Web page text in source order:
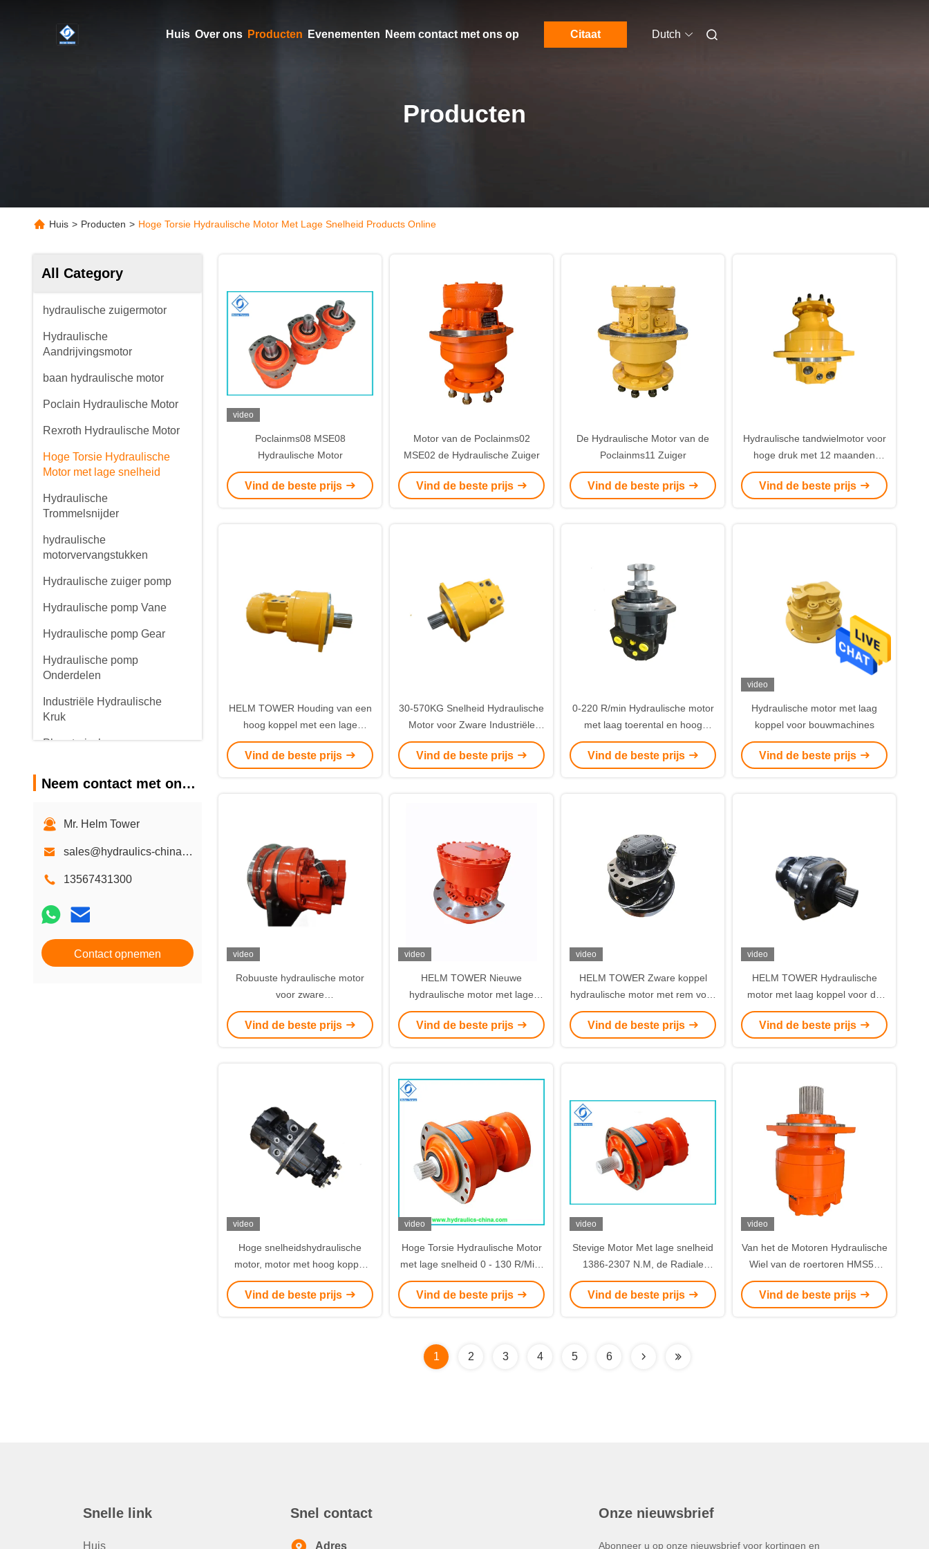
Huis Over ons Producten Evenementen Neem contact met ons op Citaat Dutch
Producten
Huis > Producten > Hoge Torsie Hydraulische Motor Met Lage Snelheid Products Online
All Category
hydraulische zuigermotor
Hydraulische
Aandrijvingsmotor
baan hydraulische motor
Poclain Hydraulische Motor
Rexroth Hydraulische Motor
Hoge Torsie Hydraulische
Motor met lage snelheid
Hydraulische
Trommelsnijder
hydraulische
motorvervangstukken
Hydraulische zuiger pomp
Hydraulische pomp Vane
Hydraulische pomp Gear
Hydraulische pomp
Onderdelen
Industriële Hydraulische
Kruk
Planetarische
Neem contact met ons op
Mr. Helm Tower
sales@hydraulics-china.com
13567431300
Contact opnemen
video
Poclainms08 MSE08
Hydraulische Motor
Vind de beste prijs
Motor van de Poclainms02
MSE02 de Hydraulische Zuiger
Vind de beste prijs
De Hydraulische Motor van de
Poclainms11 Zuiger
Vind de beste prijs
Hydraulische tandwielmotor voor
hoge druk met 12 maanden
garantie
Vind de beste prijs
HELM TOWER Houding van een
hoog koppel met een lage
snelheid
Vind de beste prijs
30-570KG Snelheid Hydraulische
Motor voor Zware Industriële
Prestaties
Vind de beste prijs
0-220 R/min Hydraulische motor
met laag toerental en hoog
koppel met 12 maanden garantie
Vind de beste prijs
video
Hydraulische motor met laag
koppel voor bouwmachines
Vind de beste prijs
video
Robuuste hydraulische motor
voor zware
helmtorentoepassingen
Vind de beste prijs
video
HELM TOWER Nieuwe
hydraulische motor met lage
snelheid voor bouwmachines
Vind de beste prijs
video
HELM TOWER Zware koppel
hydraulische motor met rem voor
bouwmachines
Vind de beste prijs
video
HELM TOWER Hydraulische
motor met laag koppel voor de
bouw
Vind de beste prijs
video
Hoge snelheidshydraulische
motor, motor met hoog koppel
voor bouwmachines
Vind de beste prijs
video
Hoge Torsie Hydraulische Motor
met lage snelheid 0 - 130 R/Min-
Snelheid voor Poclain-Machine
Vind de beste prijs
video
Stevige Motor Met lage snelheid
1386-2307 N.M, de Radiale
Motor van de Zuiger Langzame
Hoge Torsie
Vind de beste prijs
video
Van het de Motoren Hydraulische
Wiel van de roertoren HMS50
Hydraulische de
Aandrijvingsmotor
Vind de beste prijs
1 2 3 4 5 6
Snelle link
Huis
Snel contact
Adres
Onze nieuwsbrief
Abonneer u op onze nieuwsbrief voor kortingen en